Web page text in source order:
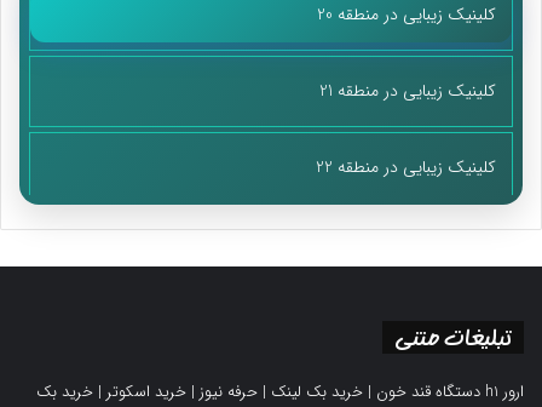
کلینیک زیبایی در منطقه 20
کلینیک زیبایی در منطقه 21
کلینیک زیبایی در منطقه 22
تبلیغات متنی
ارور h1 دستگاه قند خون | خرید بک لینک | حرفه نیوز | خرید اسکوتر | خرید بک